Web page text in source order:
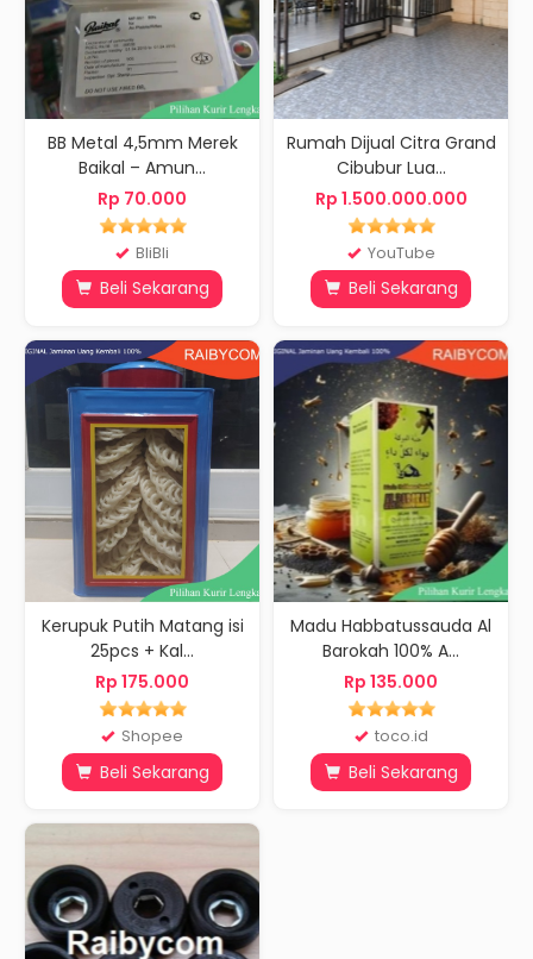
BB Metal 4,5mm Merek
Baikal – Amun...
Rp 70.000
BliBli
Beli Sekarang
Rumah Dijual Citra Grand
Cibubur Lua...
Rp 1.500.000.000
YouTube
Beli Sekarang
Kerupuk Putih Matang isi
25pcs + Kal...
Rp 175.000
Shopee
Beli Sekarang
Madu Habbatussauda Al
Barokah 100% A...
Rp 135.000
toco.id
Beli Sekarang